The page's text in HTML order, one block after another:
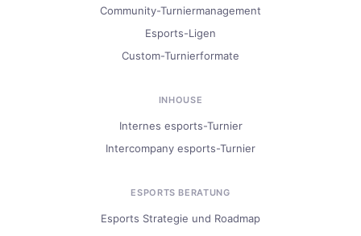
Community-Turniermanagement
Esports-Ligen
Custom-Turnierformate
INHOUSE
Internes esports-Turnier
Intercompany esports-Turnier
ESPORTS BERATUNG
Esports Strategie und Roadmap